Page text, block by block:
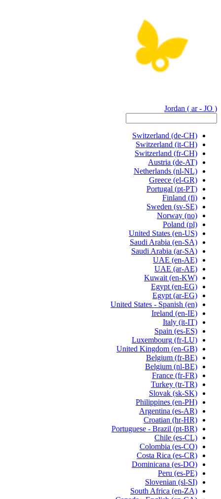
Jordan ( ar - JO )
Switzerland (de-CH)
Switzerland (it-CH)
Switzerland (fr-CH)
Austria (de-AT)
Netherlands (nl-NL)
Greece (el-GR)
Portugal (pt-PT)
Finland (fi)
Sweden (sv-SE)
Norway (no)
Poland (pl)
United States (en-US)
Saudi Arabia (en-SA)
Saudi Arabia (ar-SA)
UAE (en-AE)
UAE (ar-AE)
Kuwait (en-KW)
Egypt (en-EG)
Egypt (ar-EG)
United States - Spanish (en)
Ireland (en-IE)
Italy (it-IT)
Spain (es-ES)
Luxembourg (fr-LU)
United Kingdom (en-GB)
Belgium (fr-BE)
Belgium (nl-BE)
France (fr-FR)
Turkey (tr-TR)
Slovak (sk-SK)
Philippines (en-PH)
Argentina (es-AR)
Croatian (hr-HR)
Portuguese - Brazil (pt-BR)
Chile (es-CL)
Colombia (es-CO)
Costa Rica (es-CR)
Dominicana (es-DO)
Peru (es-PE)
Slovenian (sl-SI)
South Africa (en-ZA)